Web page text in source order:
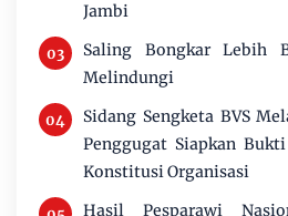
Jambi
Saling Bongkar Lebih
Melindungi
Sidang Sengketa BVS
Penggugat Siapkan
Konstitusi Organisasi
Hasil Pesparawi